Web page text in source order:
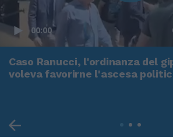
00:00
Caso Ranucci, l'ordinanza del
voleva favorirne l'ascesa